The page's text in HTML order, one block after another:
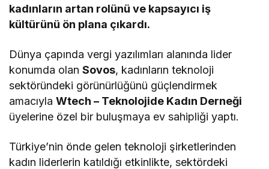
kadınların artan rolünü ve kapsayıcı iş
kültürünü ön plana çıkardı.
Dünya çapında vergi yazılımları alanında lider
konumda olanSovos, kadınların teknoloji
sektöründeki görünürlüğünü güçlendirmek
amacıylaWtech – Teknolojide Kadın Derneği
üyelerine özel bir buluşmaya ev sahipliği yaptı.
Türkiye’nin önde gelen teknoloji şirketlerinden
kadın liderlerin katıldığı etkinlikte, sektördeki